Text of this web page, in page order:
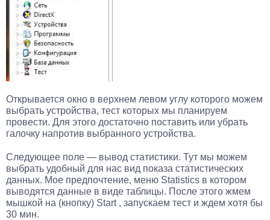
Открывается окно в верхнем левом углу которого можем
выбрать устройства, тест которых мы планируем
провести. Для этого достаточно поставить или убрать
галочку напротив выбранного устройства.
Следующее поле — вывод статистики. Тут мы можем
выбрать удобный для нас вид показа статистических
данных. Мое предпочтение, меню Statistics в котором
выводятся данные в виде таблицы. После этого жмем
мышкой на (кнопку) Start , запускаем тест и ждем хотя бы
30 мин.